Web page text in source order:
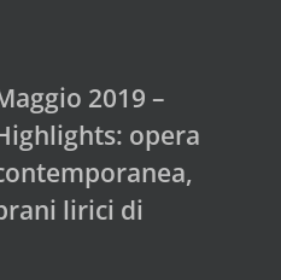
2019 –
opera
lirici di